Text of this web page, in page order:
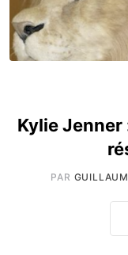
Kylie
PAR